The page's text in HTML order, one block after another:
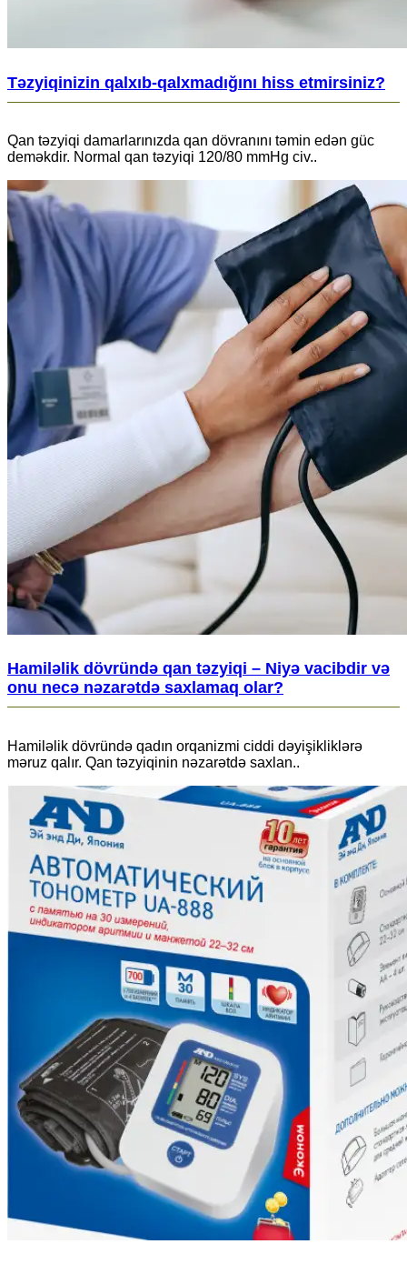
Təzyiqinizin qalxıb-qalxmadığını hiss etmirsiniz?
Qan təzyiqi damarlarınızda qan dövranını təmin edən güc
deməkdir. Normal qan təzyiqi 120/80 mmHg civ..
Hamiləlik dövründə qan təzyiqi – Niyə vacibdir və
onu necə nəzarətdə saxlamaq olar?
Hamiləlik dövründə qadın orqanizmi ciddi dəyişikliklərə
məruz qalır. Qan təzyiqinin nəzarətdə saxlan..